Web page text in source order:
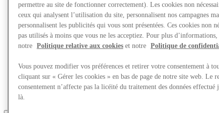
Restaurants
Offrez une Carte Cadeau
Services
Offres d'emploi
permettre au site de fonctionner correctement). Les cookies non
ceux qui analysent l’utilisation du site, personnalisent nos campagnes
personnalisent les publicités qui vous sont présentées. Ces cookies non
pas utilisés à moins que vous ne les acceptiez. Pour plus
notre
Politique relative aux cookies et notre Politique de
Vous pouvez modifier vos préférences et retirer votre consentement à
cliquant sur « Gérer les cookies » en bas de page de notre site web. Le
consentement n’affecte pas la licéité du traitement des données effectué
là.